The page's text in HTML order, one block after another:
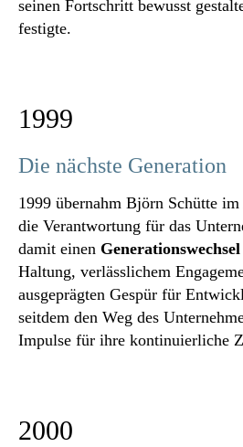
seinen Fortschritt bewusst
festigte.
1999
Die nächste Generation
1999 übernahm Björn Schütte
die Verantwortung für das
damit einen Generationswechsel
Haltung, verlässlichem
ausgeprägten Gespür für
seitdem den Weg des
Impulse für ihre kontinuierliche
2000